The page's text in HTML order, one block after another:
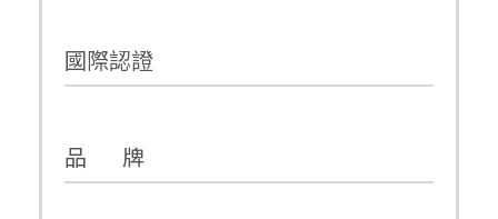
國際認證
品 牌